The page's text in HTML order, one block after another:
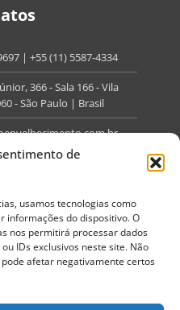
de
usamos tecnologias como
informações do dispositivo. O
nos permitirá processar dados
IDs exclusivos neste site. Não
afetar negativamente certos
| +55 (11) 5587-4334
366 - Sala 166 - Vila
- São Paulo | Brasil